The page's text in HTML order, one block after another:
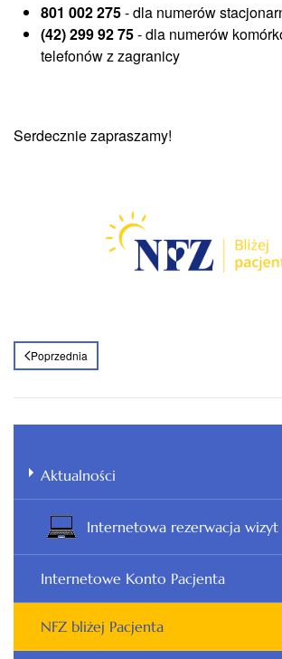
801 002 275- dla numerów
(42) 299 92 75- dla numerów
telefonów z zagranicy
Serdecznie zapraszamy!
Poprzednia
Aktualności
Internetowa rezerwacja wizyt
Internetowe Konto Pacjenta
NFZ bliżej Pacjenta